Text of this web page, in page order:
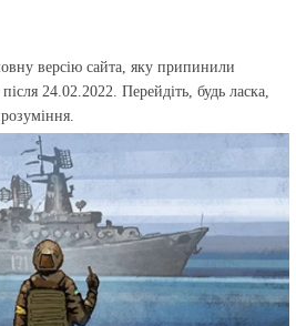
версію сайта, яку припинили
24.02.2022. Перейдіть, будь ласка,